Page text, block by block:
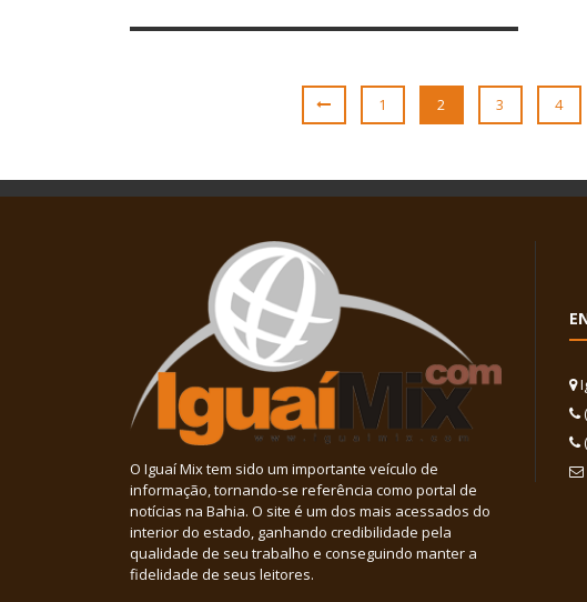
1 2 3 4
O Iguaí Mix tem sido um importante veículo de
informação, tornando-se referência como portal de
notícias na Bahia. O site é um dos mais acessados do
interior do estado, ganhando credibilidade pela
qualidade de seu trabalho e conseguindo manter a
fidelidade de seus leitores.